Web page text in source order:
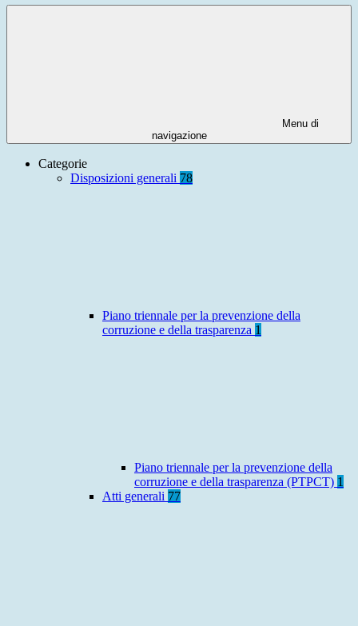
Menu di
navigazione
Categorie
Disposizioni generali 78
Piano triennale per la prevenzione della
corruzione e della trasparenza 1
Piano triennale per la prevenzione della
corruzione e della trasparenza (PTPCT) 1
Atti generali 77